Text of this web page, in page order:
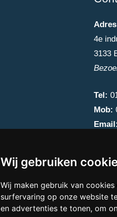
Wij gebruiken
Wij maken gebruik van
surfervaring op onze website
en advertenties te tonen, om
Adres
4e
3133
Tel:
Mob:
Email: